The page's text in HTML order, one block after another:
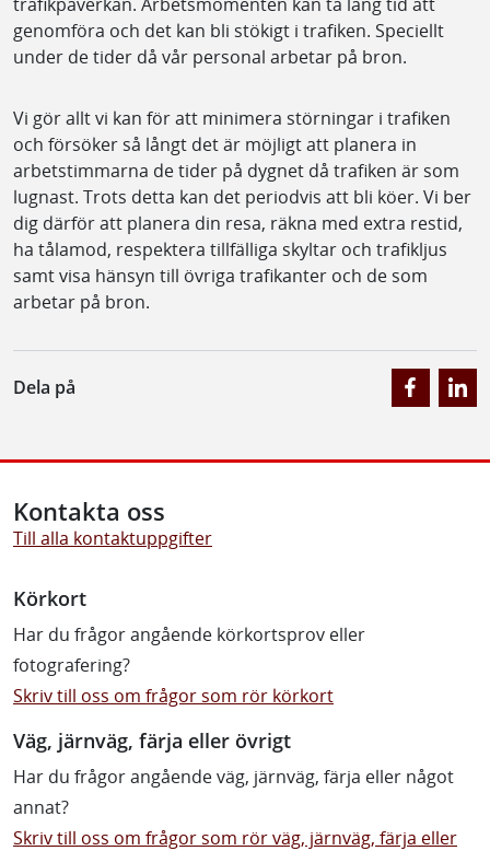
genomföra och det kan bli stökigt i trafiken. Speciellt
under de tider då vår personal arbetar på bron.
Vi gör allt vi kan för att minimera störningar i trafiken
och försöker så långt det är möjligt att planera in
arbetstimmarna de tider på dygnet då trafiken är som
lugnast. Trots detta kan det periodvis att bli köer. Vi ber
dig därför att planera din resa, räkna med extra restid,
ha tålamod, respektera tillfälliga skyltar och trafikljus
samt visa hänsyn till övriga trafikanter och de som
arbetar på bron.
Dela på
Kontakta oss
Till alla kontaktuppgifter
Körkort
Har du frågor angående körkortsprov eller
fotografering?
Skriv till oss om frågor som rör körkort
Väg, järnväg, färja eller övrigt
Har du frågor angående väg, järnväg, färja eller något
annat?
Skriv till oss om frågor som rör väg, järnväg, färja eller